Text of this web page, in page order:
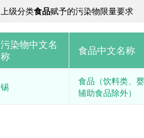
上级分类食品赋予的污染物限量要求
污染物中文名
称
食品中文名称
锡
食品（饮料类、
辅助食品除外）